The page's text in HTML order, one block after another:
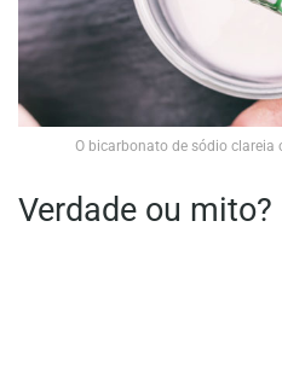
O bicarbonato de sódio clareia
Verdade ou mito?